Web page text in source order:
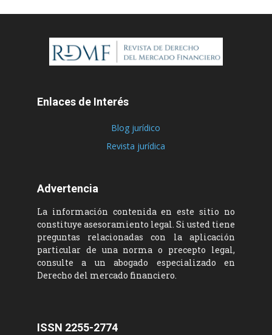
Enlaces de Interés
Blog jurídico
Revista jurídica
Advertencia
La información contenida en este sitio no
constituye asesoramiento legal. Si usted tiene
preguntas relacionadas con la aplicación
particular de una norma o precepto legal,
consulte a un abogado especializado en
Derecho del mercado financiero.
ISSN 2255-2774